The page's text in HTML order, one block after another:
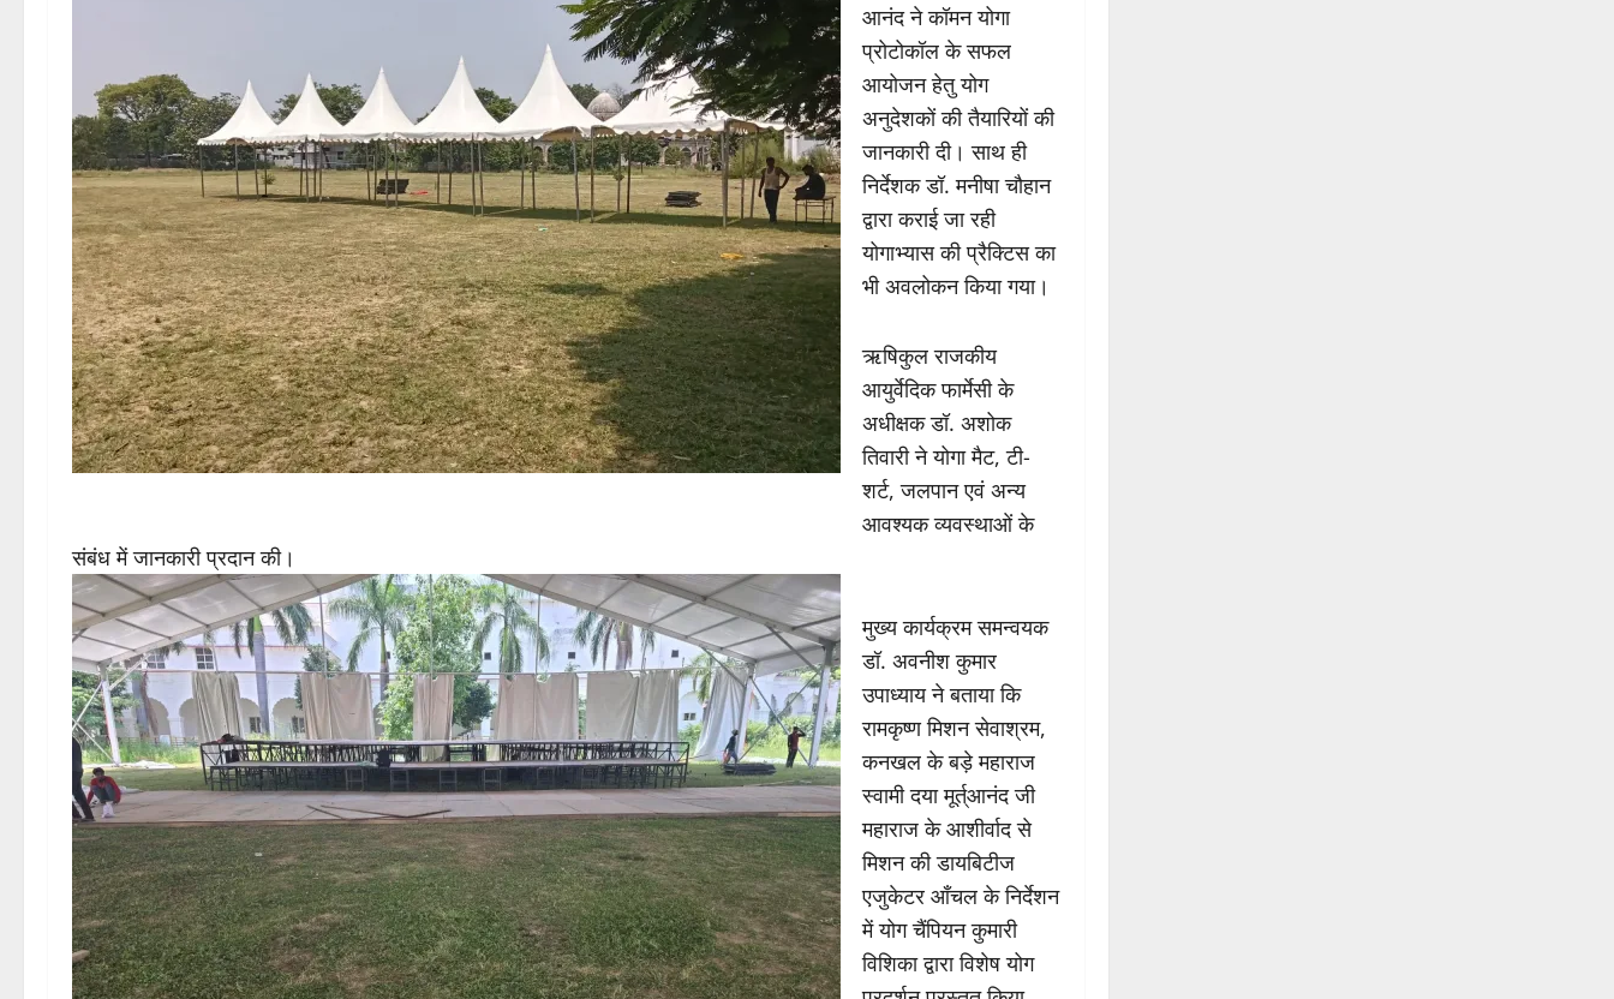
आनंद ने कॉमन योगा
प्रोटोकॉल के सफल
आयोजन हेतु योग
अनुदेशकों की तैयारियों की
जानकारी दी। साथ ही
निर्देशक डॉ. मनीषा चौहान
द्वारा कराई जा रही
योगाभ्यास की प्रैक्टिस का
भी अवलोकन किया गया।
‎ऋषिकुल राजकीय
आयुर्वेदिक फार्मेसी के
अधीक्षक डॉ. अशोक
तिवारी ने योगा मैट, टी-
शर्ट, जलपान एवं अन्य
आवश्यक व्यवस्थाओं के
संबंध में जानकारी प्रदान की।
‎मुख्य कार्यक्रम समन्वयक
डॉ. अवनीश कुमार
उपाध्याय ने बताया कि
रामकृष्ण मिशन सेवाश्रम,
कनखल के बड़े महाराज
स्वामी दया मूर्त्आनंद जी
महाराज के आशीर्वाद से
मिशन की डायबिटीज
एजुकेटर आँचल के निर्देशन
में योग चैंपियन कुमारी
विशिका द्वारा विशेष योग